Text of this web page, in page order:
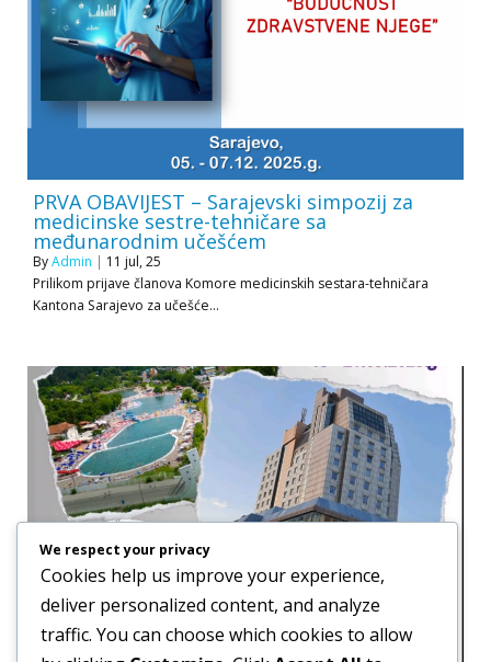
PRVA OBAVIJEST – Sarajevski simpozij za
medicinske sestre-tehničare sa
međunarodnim učešćem
ByAdmin | 11 jul, 25
Prilikom prijave članova Komore medicinskih sestara-tehničara
Kantona Sarajevo za učešće…
We respect your privacy
Cookies help us improve your experience,
deliver personalized content, and analyze
traffic. You can choose which cookies to allow